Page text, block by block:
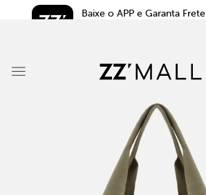
Baixe o APP e Garanta Frete